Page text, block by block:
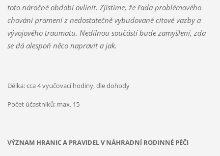
toto náročné období ovlinit. Zjistíme, že řada problémového
chování pramení z nedostatečně vybudované citové vazby a
vývojového traumatu. Nedílnou součástí bude zamyšlení, zda
se dá alespoň něco napravit a jak.
Délka: cca 4 vyučovací hodiny, dle dohody
Počet účastníků: max. 15
VÝZNAM HRANIC A PRAVIDEL V NÁHRADNÍ RODINNÉ PÉČI